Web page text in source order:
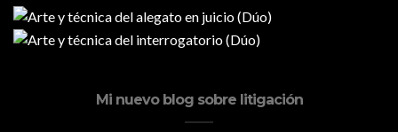
Mi nuevo blog sobre litigación